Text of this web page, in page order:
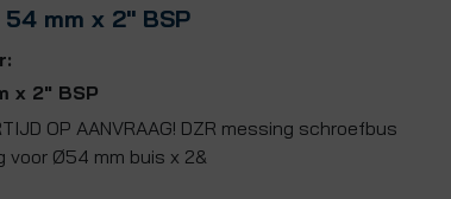
mm x 2" BSP
x 2" BSP
OP AANVRAAG! DZR messing schroefbus
Ø54 mm buis x 2&